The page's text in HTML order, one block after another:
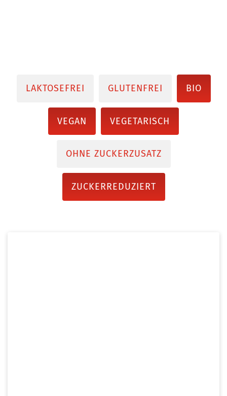
LAKTOSEFREI GLUTENFREI BIO
VEGAN VEGETARISCH
OHNE ZUCKERZUSATZ
ZUCKERREDUZIERT